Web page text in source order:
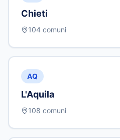
Chieti
104 comuni
AQ
L'Aquila
108 comuni